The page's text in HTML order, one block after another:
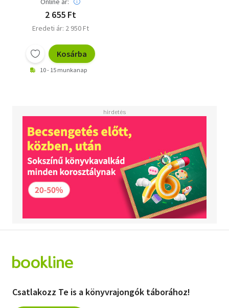
2 655 Ft
Eredeti ár: 2 950 Ft
Kosárba
10 - 15 munkanap
Csatlakozz Te is a könyvrajongók táborához!